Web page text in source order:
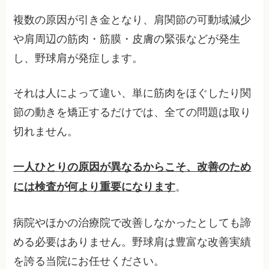
複数の原因が引き金となり、肩関節の可動域減少
や肩周辺の筋肉・筋膜・皮膚の緊張などが発生
し、野球肩が発症します。
それは人によって違い、単に筋肉をほぐしたり関
節の動きを矯正するだけでは、全ての問題は取り
切れません。
一人ひとりの原因が異なるからこそ、改善のため
には検査が何より重要になります。
病院やほかの治療院で改善しなかったとしても諦
める必要はありません。野球肩は豊富な改善実績
を誇る当院にお任せください。